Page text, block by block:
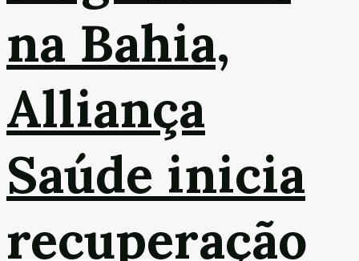
na Bahia,
Alliança
Saúde inicia
recuperação